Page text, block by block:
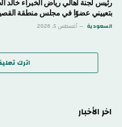
رئيس لجنة أهالي رياض الخبراء خالد
بتعييني عضوًا في مجلس منطقة
السعودية أغسطس 5, 2026
اترك
اخر الأخبار